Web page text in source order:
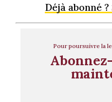
Déjà abonné
Pour poursuivre la